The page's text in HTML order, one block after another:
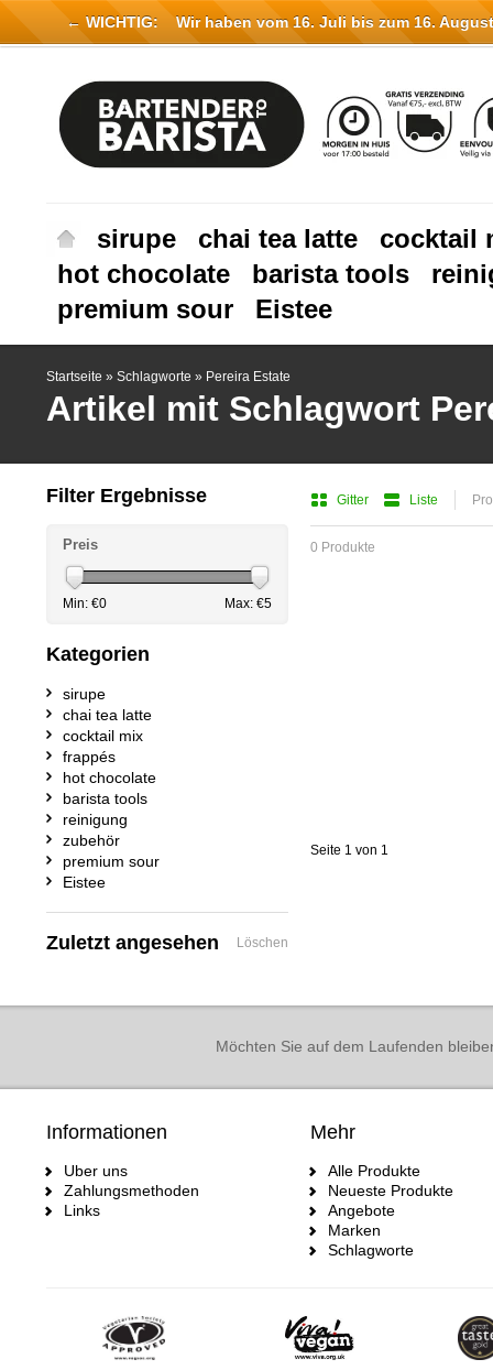
sirupe chai tea latte
cocktail
hot chocolate
barista tools
premium sour
Eistee
Startseite » Schlagworte » Pereira Estate
Artikel mit Schlagwort
Gitter Liste
0 Produkte
Seite 1 von 1
Filter Ergebnisse
Preis
Min: €0 Max: €5
Kategorien
sirupe
chai tea latte
cocktail mix
frappés
hot chocolate
barista tools
reinigung
zubehör
premium sour
Eistee
Zuletzt angesehen Löschen
Möchten Sie auf dem Laufenden
Informationen
Uber uns
Zahlungsmethoden
Links
Mehr
Alle Produkte
Neueste Produkte
Angebote
Marken
Schlagworte
← WICHTIG: Wir haben vom 16. Juli bis zum 16.